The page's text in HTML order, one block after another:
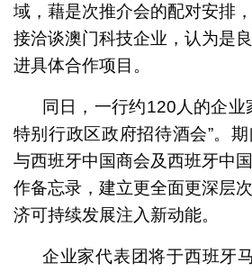
域，藉是次推介会的配对安排
接洽谈澳门科技企业，认为是
进具体合作项目。
同日，一行约120人的企业
特别行政区政府招待酒会”。
与西班牙中国商会及西班牙中
作备忘录，建立更全面更深层
济可持续发展注入新动能。
企业家代表团将于西班牙